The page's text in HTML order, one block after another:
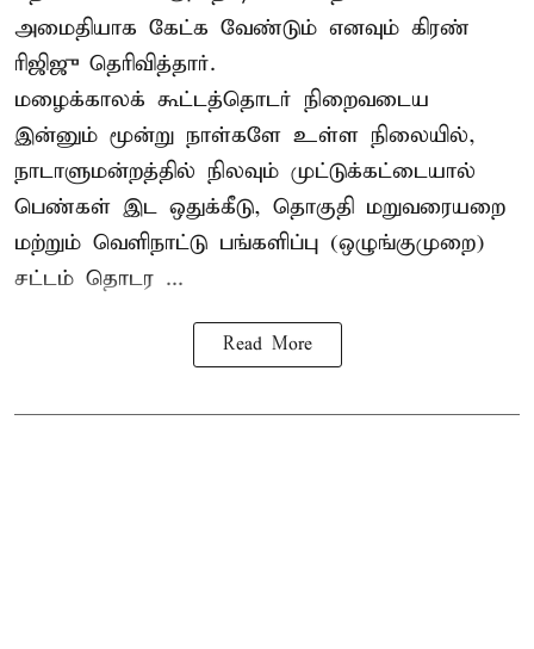
அமைதியாக கேட்க வேண்டும் எனவும் கிரண்
ரிஜிஜு தெரிவித்தார்.
மழைக்காலக் கூட்டத்தொடர் நிறைவடைய
இன்னும் மூன்று நாள்களே உள்ள நிலையில்,
நாடாளுமன்றத்தில் நிலவும் முட்டுக்கட்டையால்
பெண்கள் இட ஒதுக்கீடு, தொகுதி மறுவரையறை
மற்றும் வெளிநாட்டு பங்களிப்பு (ஒழுங்குமுறை)
சட்டம் தொடர ...
Read More